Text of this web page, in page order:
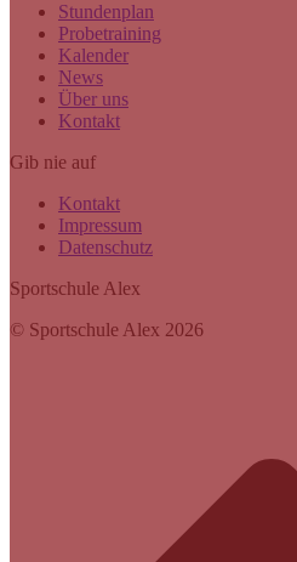
Stundenplan
Probetraining
Kalender
News
Über uns
Kontakt
Gib nie auf
Kontakt
Impressum
Datenschutz
Sportschule Alex
© Sportschule Alex 2026